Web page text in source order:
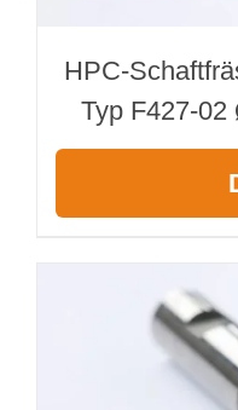
HPC-
Typ F427-